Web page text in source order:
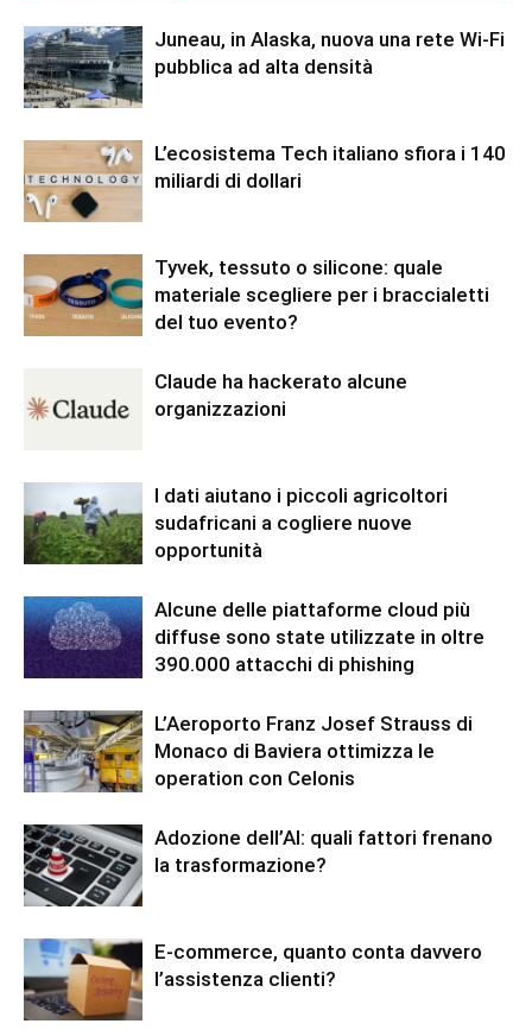
Juneau, in Alaska, nuova una rete Wi-Fi
pubblica ad alta densità
L’ecosistema Tech italiano sfiora i 140
miliardi di dollari
Tyvek, tessuto o silicone: quale
materiale scegliere per i braccialetti
del tuo evento?
Claude ha hackerato alcune
organizzazioni
I dati aiutano i piccoli agricoltori
sudafricani a cogliere nuove
opportunità
Alcune delle piattaforme cloud più
diffuse sono state utilizzate in oltre
390.000 attacchi di phishing
L’Aeroporto Franz Josef Strauss di
Monaco di Baviera ottimizza le
operation con Celonis
Adozione dell’AI: quali fattori frenano
la trasformazione?
E-commerce, quanto conta davvero
l’assistenza clienti?